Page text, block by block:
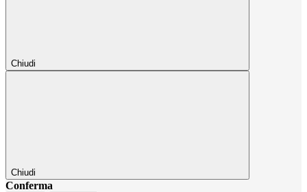
Chiudi
Chiudi
Conferma